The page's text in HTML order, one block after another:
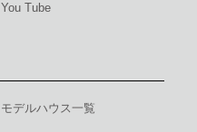
You Tube
モデルハウス一覧